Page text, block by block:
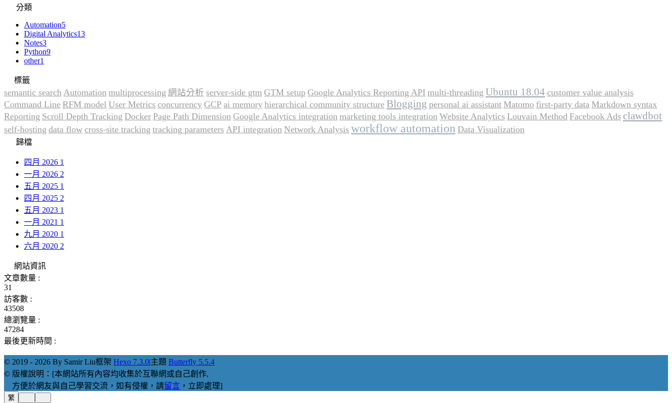
分類
Automation5
Digital Analytics13
Notes3
Python9
other1
標籤
semantic search Automation multiprocessing 網站分析 server-side gtm GTM setup Google Analytics Reporting API multi-threading Ubuntu 18.04 customer value analysis
Command Line RFM model User Metrics concurrency GCP ai memory hierarchical community structure Blogging personal ai assistant Matomo first-party data Markdown syntax
Reporting Scroll Depth Tracking Docker Page Path Dimension Google Analytics integration marketing tools integration Website Analytics Louvain Method Facebook Ads clawdbot
self-hosting data flow cross-site tracking tracking parameters API integration Network Analysis workflow automation Data Visualization
歸檔
四月 2026 1
一月 2026 2
五月 2025 1
四月 2025 2
五月 2023 1
一月 2021 1
九月 2020 1
六月 2020 2
網站資訊
文章數量 :
31
訪客數 :
43508
總瀏覽量 :
47284
最後更新時間 :
© 2019 - 2026 By Samir Liu框架 Hexo 7.3.0|主題 Butterfly 5.5.4
© 版權說明：[本網站所有內容均收集於互聯網或自己創作,
方便於網友與自己學習交流，如有侵權，請留言 ，立即處理]
繁